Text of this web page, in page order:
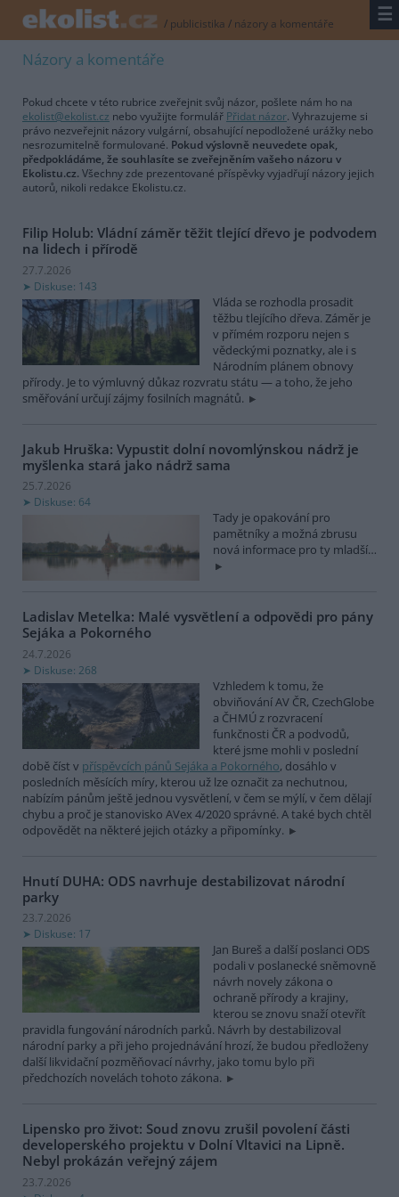
/ publicistika / názory a komentáře ☰
Názory a komentáře
Pokud chcete v této rubrice zveřejnit svůj názor, pošlete nám ho na
ekolist@ekolist.cz nebo využijte formulář Přidat názor. Vyhrazujeme si
právo nezveřejnit názory vulgární, obsahující nepodložené urážky nebo
nesrozumitelně formulované. Pokud výslovně neuvedete opak,
předpokládáme, že souhlasíte se zveřejněním vašeho názoru v
Ekolistu.cz. Všechny zde prezentované příspěvky vyjadřují názory jejich
autorů, nikoli redakce Ekolistu.cz.
Filip Holub: Vládní záměr těžit tlející dřevo je podvodem
na lidech i přírodě
27.7.2026
Diskuse: 143
Vláda se rozhodla prosadit
těžbu tlejícího dřeva. Záměr je
v přímém rozporu nejen s
vědeckými poznatky, ale i s
Národním plánem obnovy
přírody. Je to výmluvný důkaz rozvratu státu — a toho, že jeho
směřování určují zájmy fosilních magnátů.
Jakub Hruška: Vypustit dolní novomlýnskou nádrž je
myšlenka stará jako nádrž sama
25.7.2026
Diskuse: 64
Tady je opakování pro
pamětníky a možná zbrusu
nová informace pro ty mladší…
Ladislav Metelka: Malé vysvětlení a odpovědi pro pány
Sejáka a Pokorného
24.7.2026
Diskuse: 268
Vzhledem k tomu, že
obviňování AV ČR, CzechGlobe
a ČHMÚ z rozvracení
funkčnosti ČR a podvodů,
které jsme mohli v poslední
době číst v příspěvcích pánů Sejáka a Pokorného, dosáhlo v
posledních měsících míry, kterou už lze označit za nechutnou,
nabízím pánům ještě jednou vysvětlení, v čem se mýlí, v čem dělají
chybu a proč je stanovisko AVex 4/2020 správné. A také bych chtěl
odpovědět na některé jejich otázky a připomínky.
Hnutí DUHA: ODS navrhuje destabilizovat národní
parky
23.7.2026
Diskuse: 17
Jan Bureš a další poslanci ODS
podali v poslanecké sněmovně
návrh novely zákona o
ochraně přírody a krajiny,
kterou se znovu snaží otevřít
pravidla fungování národních parků. Návrh by destabilizoval
národní parky a při jeho projednávání hrozí, že budou předloženy
další likvidační pozměňovací návrhy, jako tomu bylo při
předchozích novelách tohoto zákona.
Lipensko pro život: Soud znovu zrušil povolení části
developerského projektu v Dolní Vltavici na Lipně.
Nebyl prokázán veřejný zájem
23.7.2026